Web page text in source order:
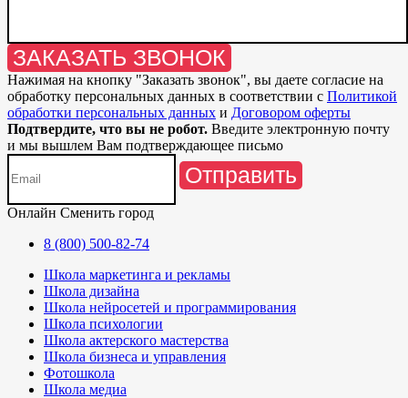
ЗАКАЗАТЬ ЗВОНОК
Нажимая на кнопку "Заказать звонок", вы даете согласие на
обработку персональных данных в соответствии с Политикой
обработки персональных данных и Договором оферты
Подтвердите, что вы не робот. Введите электронную почту
и мы вышлем Вам подтверждающее письмо
Отправить
Онлайн Сменить город
8 (800) 500-82-74
Школа маркетинга и рекламы
Школа дизайна
Школа нейросетей и программирования
Школа психологии
Школа актерского мастерства
Школа бизнеса и управления
Фотошкола
Школа медиа